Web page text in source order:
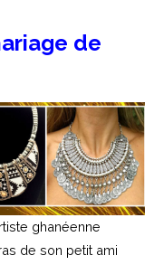
de
ghanéenne
de son petit ami